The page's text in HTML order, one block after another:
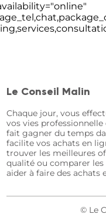
Le Conseil Malin
Chaque jour, vous
vos vies
fait gagner du temps
facilite vos achats en
trouver les meilleures
qualité ou comparer
aider à faire des
© Le